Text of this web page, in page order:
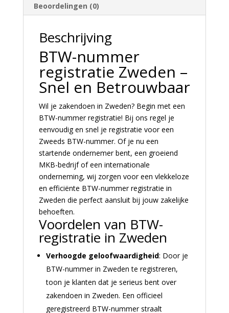
Beoordelingen (0)
Beschrijving
BTW-nummer
registratie Zweden –
Snel en Betrouwbaar
Wil je zakendoen in Zweden? Begin met een
BTW-nummer registratie! Bij ons regel je
eenvoudig en snel je registratie voor een
Zweeds BTW-nummer. Of je nu een
startende ondernemer bent, een groeiend
MKB-bedrijf of een internationale
onderneming, wij zorgen voor een vlekkeloze
en efficiënte BTW-nummer registratie in
Zweden die perfect aansluit bij jouw zakelijke
behoeften.
Voordelen van BTW-
registratie in Zweden
Verhoogde geloofwaardigheid: Door je
BTW-nummer in Zweden te registreren,
toon je klanten dat je serieus bent over
zakendoen in Zweden. Een officieel
geregistreerd BTW-nummer straalt